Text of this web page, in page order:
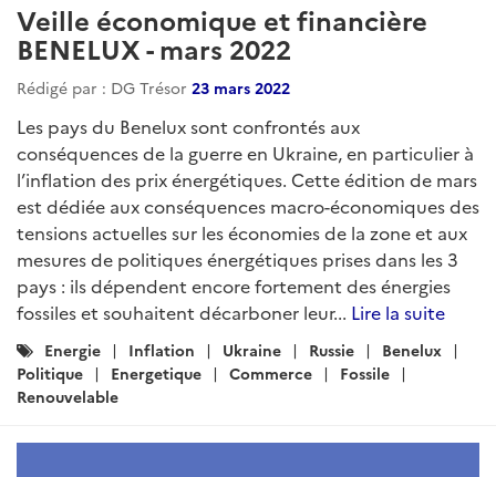
Veille économique et financière
BENELUX - mars 2022
Rédigé par : DG Trésor 23 mars 2022
Les pays du Benelux sont confrontés aux
conséquences de la guerre en Ukraine, en particulier à
l’inflation des prix énergétiques. Cette édition de mars
est dédiée aux conséquences macro-économiques des
tensions actuelles sur les économies de la zone et aux
mesures de politiques énergétiques prises dans les 3
pays : ils dépendent encore fortement des énergies
fossiles et souhaitent décarboner leur... Lire la suite
Catégories
:
Energie Inflation Ukraine Russie
Benelux
Politique
Energetique Commerce
Fossile
Renouvelable